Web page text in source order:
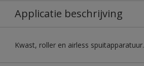
Applicatie beschrijving
Kwast, roller en airless spuitapparatuur.